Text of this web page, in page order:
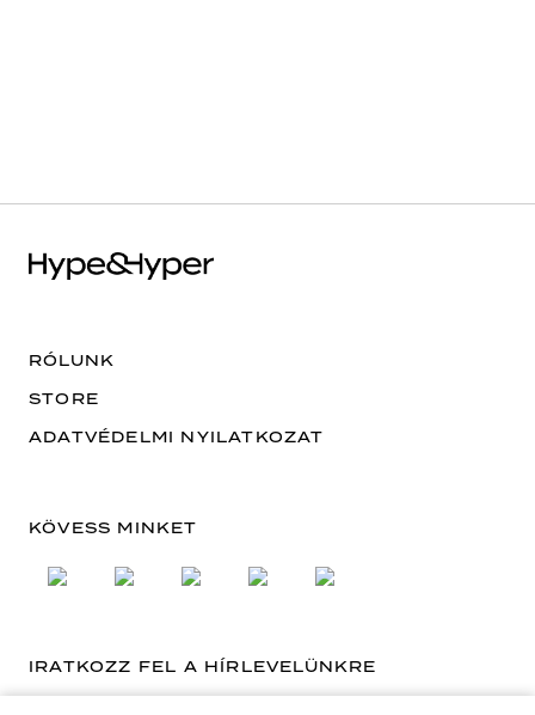
RÓLUNK
STORE
ADATVÉDELMI NYILATKOZAT
KÖVESS MINKET
IRATKOZZ FEL A HÍRLEVELÜNKRE